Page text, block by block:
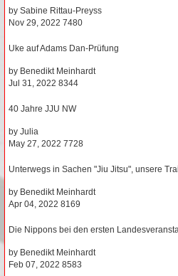
by Sabine Rittau-Preyss
Nov 29, 2022 7480
Uke auf Adams Dan-Prüfung
by Benedikt Meinhardt
Jul 31, 2022 8344
40 Jahre JJU NW
by Julia
May 27, 2022 7728
Unterwegs in Sachen "Jiu Jitsu", unsere
by Benedikt Meinhardt
Apr 04, 2022 8169
Die Nippons bei den ersten
by Benedikt Meinhardt
Feb 07, 2022 8583